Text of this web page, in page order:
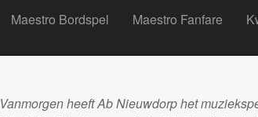
Maestro Bordspel Maestro Fanfare
Vanmorgen heeft Ab Nieuwdorp het